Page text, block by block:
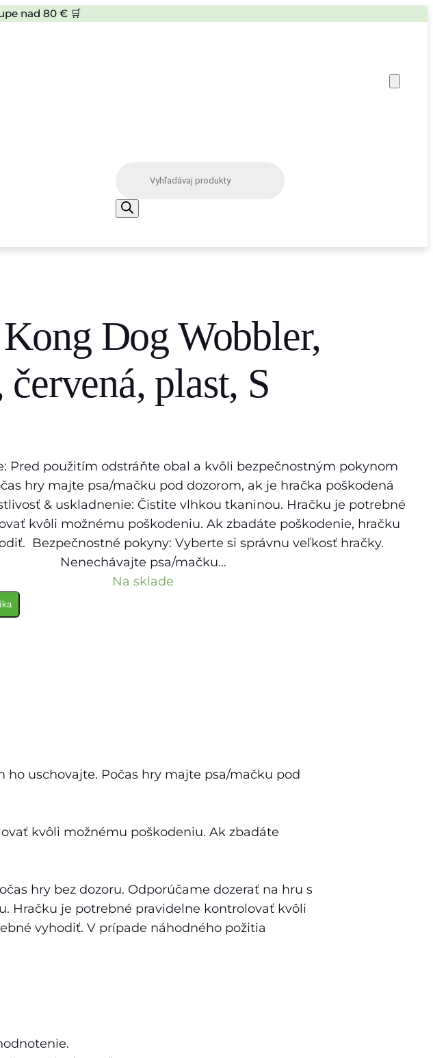
nad 80 € 🛒
o
u
s
e
r
c
Dog Wobbler,
plast, S
Pred použitím odstráňte obal a kvôli bezpečnostným pokynom
hry majte psa/mačku pod dozorom, ak je hračka poškodená
& uskladnenie: Čistite vlhkou tkaninou. Hračku je potrebné
kvôli možnému poškodeniu. Ak zbadáte poškodenie, hračku
Bezpečnostné pokyny: Vyberte si správnu veľkosť hračky.
Nenechávajte psa/mačku…
Na sklade
uschovajte. Počas hry majte psa/mačku pod
kvôli možnému poškodeniu. Ak zbadáte
hry bez dozoru. Odporúčame dozerať na hru s
Hračku je potrebné pravidelne kontrolovať kvôli
vyhodiť. V prípade náhodného požitia